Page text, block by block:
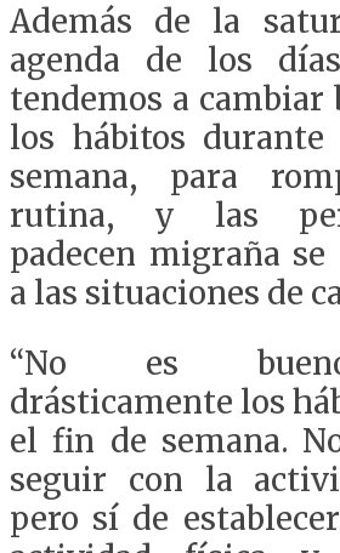
Además de la
agenda de los
tendemos a cambiar
los hábitos
semana, para
rutina, y las
padecen migraña
a las situaciones de
“No es
drásticamente los
el fin de semana.
seguir con la
pero sí de